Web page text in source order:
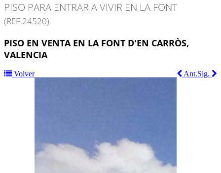
PISO PARA ENTRAR A VIVIR EN LA FONT
(REF.24520)
PISO EN VENTA EN LA FONT D'EN CARRÒS,
VALENCIA
Volver Sig.
Ant.